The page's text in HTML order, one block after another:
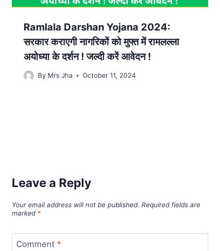
Ramlala Darshan Yojana 2024:
सरकार कराएगी नागरिकों को मुफ्त में रामलल्ला
अयोध्या के दर्शन ! जल्दी करें आवेदन !
By Mrs Jha October 11, 2024
Leave a Reply
Your email address will not be published. Required fields are
marked *
Comment *